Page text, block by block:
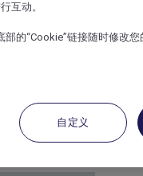
互动。
的“Cookie”链接随时修改您
自定义